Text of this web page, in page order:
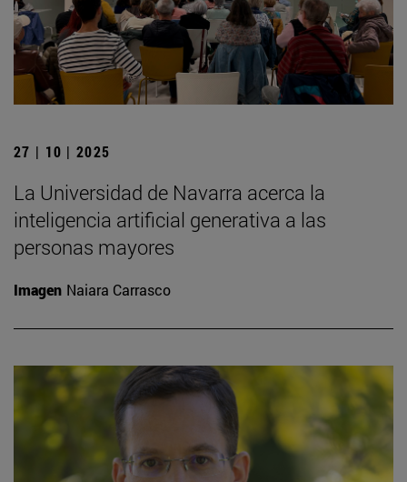
27 | 10 | 2025
La Universidad de Navarra acerca la
inteligencia artificial generativa a las
personas mayores
Imagen Naiara Carrasco